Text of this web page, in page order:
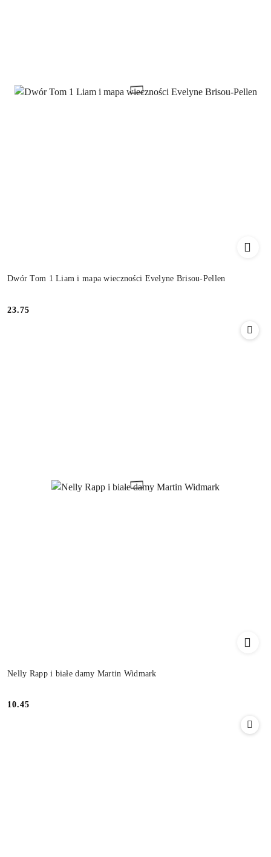
Dwór Tom 1 Liam i mapa wieczności Evelyne Brisou-Pellen
Cena:
23.75
Nelly Rapp i białe damy Martin Widmark
Cena:
10.45